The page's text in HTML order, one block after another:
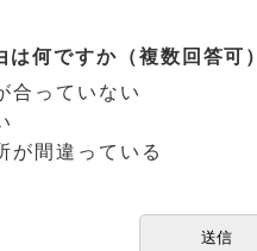
何ですか（複数回答可）
合っていない
が間違っている